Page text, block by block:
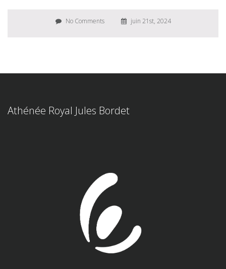
No Comments juin 21st, 2024
Athénée Royal Jules Bordet